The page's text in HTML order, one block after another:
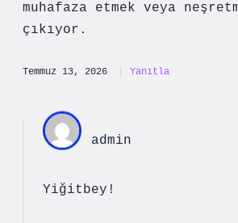
muhafaza etmek veya
çıkıyor.
Temmuz 13, 2026 Yanıtla
admin
Yiğitbey!